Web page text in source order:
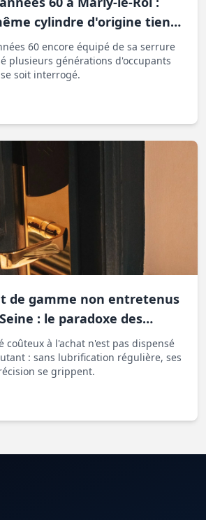
cylindre d'origine tient
ans
60 encore équipé de sa serrure
plusieurs générations d'occupants
soit interrogé.
de gamme non entretenus
: le paradoxe des
qu'on oublie de vérifier
coûteux à l'achat n'est pas dispensé
: sans lubrification régulière, ses
se grippent.